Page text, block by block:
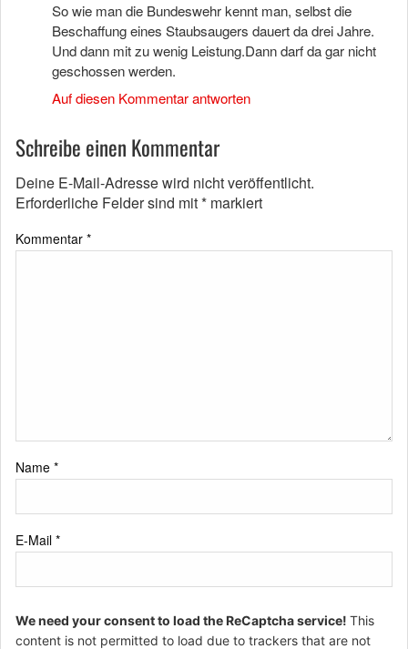
So wie man die Bundeswehr kennt man, selbst die
Beschaffung eines Staubsaugers dauert da drei Jahre.
Und dann mit zu wenig Leistung.Dann darf da gar nicht
geschossen werden.
Auf diesen Kommentar antworten
Schreibe einen Kommentar
Deine E-Mail-Adresse wird nicht veröffentlicht.
Erforderliche Felder sind mit* markiert
Kommentar *
Name *
E-Mail *
We need your consent to load the ReCaptcha service! This
content is not permitted to load due to trackers that are not